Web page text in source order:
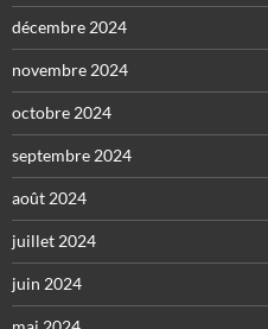
décembre 2024
novembre 2024
octobre 2024
septembre 2024
août 2024
juillet 2024
juin 2024